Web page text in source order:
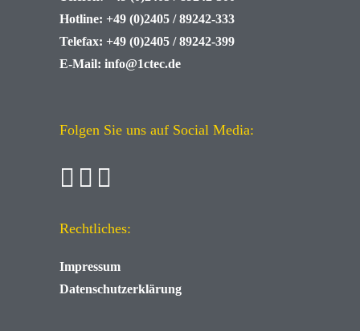
Hotline: +49 (0)2405 / 89242-333
Telefax: +49 (0)2405 / 89242-399
E-Mail: info@1ctec.de
Folgen Sie uns auf Social Media:
Rechtliches:
Impressum
Datenschutzerklärung